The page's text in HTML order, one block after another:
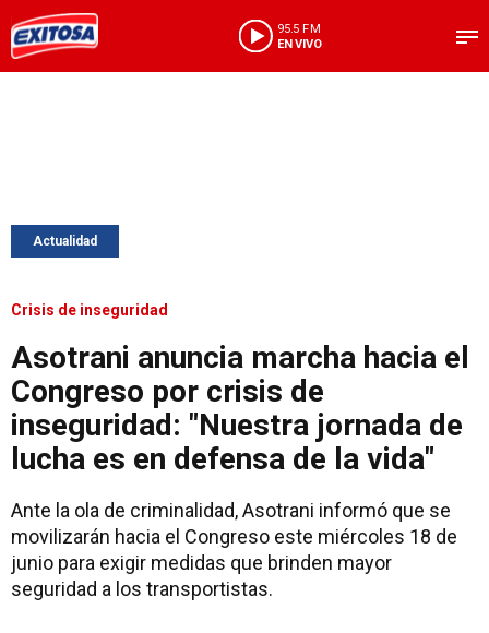
95.5 FM
EN VIVO
Actualidad
Crisis de inseguridad
Asotrani anuncia marcha hacia el
Congreso por crisis de
inseguridad: "Nuestra jornada de
lucha es en defensa de la vida"
Ante la ola de criminalidad, Asotrani informó que se
movilizarán hacia el Congreso este miércoles 18 de
junio para exigir medidas que brinden mayor
seguridad a los transportistas.